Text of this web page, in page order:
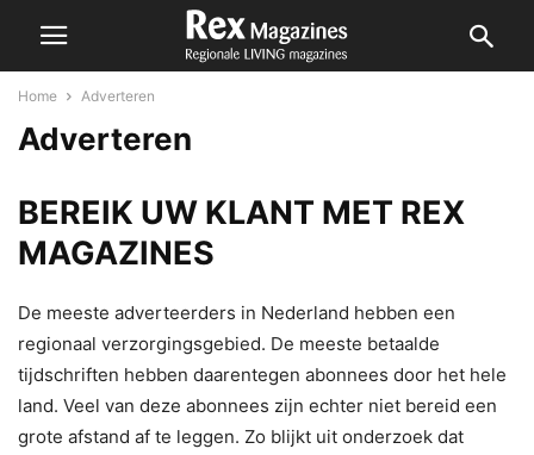
Home Adverteren
Adverteren
BEREIK UW KLANT MET REX
MAGAZINES
De meeste adverteerders in Nederland hebben een
regionaal verzorgingsgebied. De meeste betaalde
tijdschriften hebben daarentegen abonnees door het hele
land. Veel van deze abonnees zijn echter niet bereid een
grote afstand af te leggen. Zo blijkt uit onderzoek dat